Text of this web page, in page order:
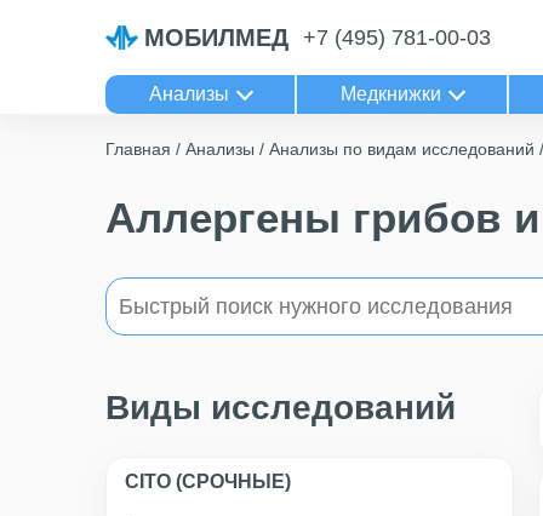
МОБИЛМЕД +7 (495) 781-00-03
Анализы Медкнижки
Главная Анализы Анализы по видам исследований
Аллергены грибов
Виды исследований
CITO (СРОЧНЫЕ)